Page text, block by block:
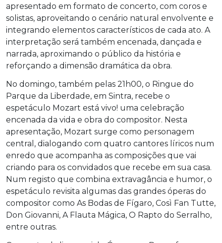
apresentado em formato de concerto, com coros e
solistas, aproveitando o cenário natural envolvente e
integrando elementos característicos de cada ato. A
interpretação será também encenada, dançada e
narrada, aproximando o público da história e
reforçando a dimensão dramática da obra.
No domingo, também pelas 21h00, o Ringue do
Parque da Liberdade, em Sintra, recebe o
espetáculo Mozart está vivo! uma celebração
encenada da vida e obra do compositor. Nesta
apresentação, Mozart surge como personagem
central, dialogando com quatro cantores líricos num
enredo que acompanha as composições que vai
criando para os convidados que recebe em sua casa.
Num registo que combina extravagância e humor, o
espetáculo revisita algumas das grandes óperas do
compositor como As Bodas de Fígaro, Così Fan Tutte,
Don Giovanni, A Flauta Mágica, O Rapto do Serralho,
entre outras.